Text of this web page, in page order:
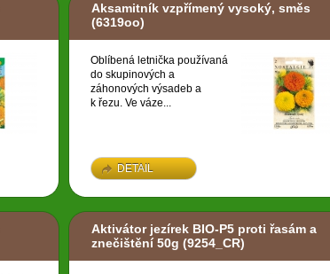
Aksamitník vzpřímený vysoký, směs
(6319oo)
Oblíbená letnička používaná
do skupinových a
záhonových výsadeb a
k řezu. Ve váze...
DETAIL
Aktivátor jezírek BIO-P5 proti řasám a
znečištění 50g (9254_CR)